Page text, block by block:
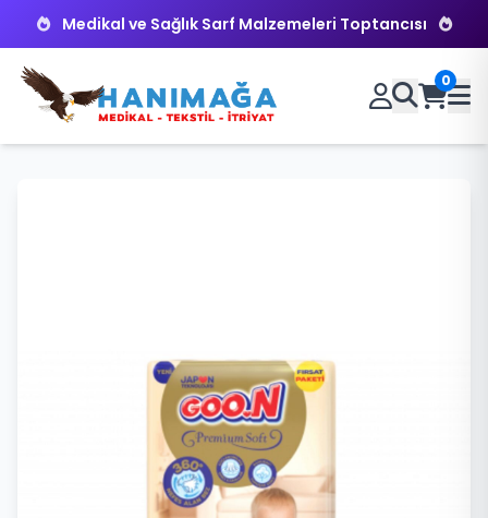
Medikal ve Sağlık Sarf Malzemeleri Toptancısı
0